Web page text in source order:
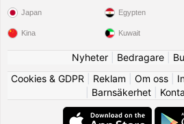
Japan
Kina
Egypten
Kuwait
Nyheter| Bedragare|
Cookies & GDPR
Reklam Om oss|
Barnsäkerhet|